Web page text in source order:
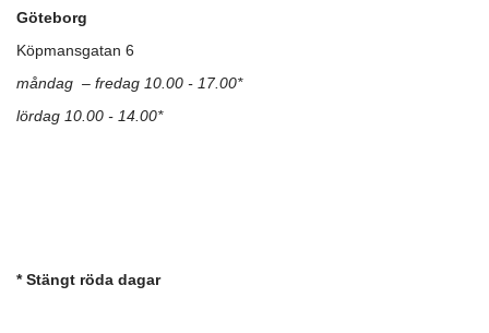
Göteborg
Köpmansgatan 6
måndag – fredag 10.00 - 17.00*
lördag 10.00 - 14.00*
* Stängt röda dagar